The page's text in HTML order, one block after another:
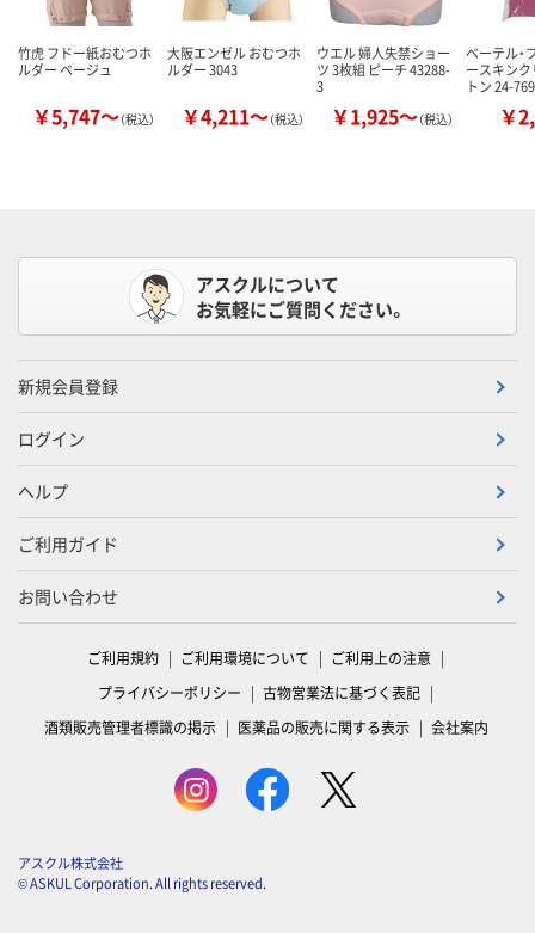
竹虎 フドー紙おむつホ
ルダー ベージュ
￥5,747～（税込）
大阪エンゼル おむつホ
ルダー 3043
￥4,211～（税込）
ウエル 婦人失禁ショー
ツ 3枚組 ピーチ 43288-
3
￥1,925～（税込）
ベーテル・
ースキン
トン 24-
￥
アスクルについて
お気軽にご質問ください。
新規会員登録
ログイン
ヘルプ
ご利用ガイド
お問い合わせ
ご利用規約 ご利用環境について
ご利用上の注意
プライバシーポリシー
古物営業法に基づく表記
酒類販売管理者標識の掲示
医薬品の販売に関する表示 会社案内
アスクル株式会社
© ASKUL Corporation. All rights reserved.